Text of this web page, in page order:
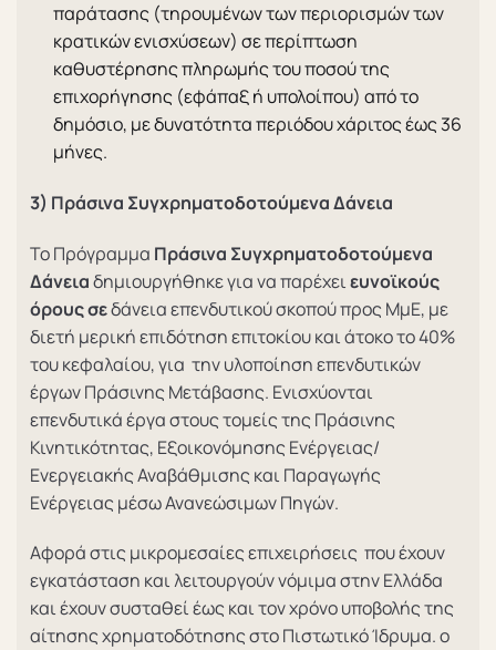
παράτασης (τηρουμένων των περιορισμών των
κρατικών ενισχύσεων) σε περίπτωση
καθυστέρησης πληρωμής του ποσού της
επιχορήγησης (εφάπαξ ή υπολοίπου) από το
δημόσιο, με δυνατότητα περιόδου χάριτος έως 36
μήνες.
3) Πράσινα Συγχρηματοδοτούμενα Δάνεια
Το Πρόγραμμα Πράσινα Συγχρηματοδοτούμενα
Δάνειαδημιουργήθηκε για να παρέχειευνοϊκούς
όρους σεδάνεια επενδυτικού σκοπού προς ΜμΕ, με
διετή μερική επιδότηση επιτοκίου και άτοκο το 40%
του κεφαλαίου, για την υλοποίηση επενδυτικών
έργων Πράσινης Μετάβασης. Ενισχύονται
επενδυτικά έργα στους τομείς της Πράσινης
Κινητικότητας, Εξοικονόμησης Ενέργειας/
Ενεργειακής Αναβάθμισης και Παραγωγής
Ενέργειας μέσω Ανανεώσιμων Πηγών.
Αφορά στις μικρομεσαίες επιχειρήσεις που έχουν
εγκατάσταση και λειτουργούν νόμιμα στην Ελλάδα
και έχουν συσταθεί έως και τον χρόνο υποβολής της
αίτησης χρηματοδότησης στο Πιστωτικό Ίδρυμα. ο